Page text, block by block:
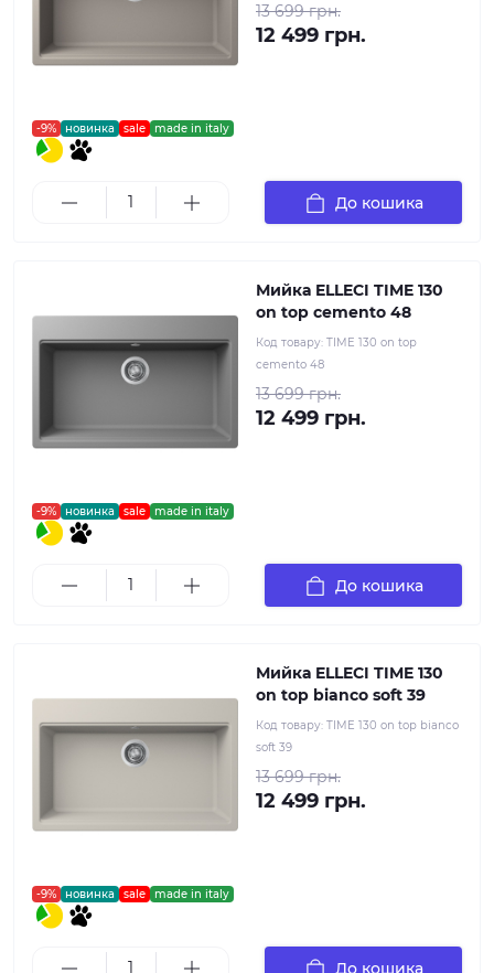
-9% новинка sale made in italy
13 699 грн.
12 499 грн.
До кошика
-9% новинка sale made in italy
Мийка ELLECI TIME 130
on top cemento 48
Код товару: TIME 130 on top
cemento 48
13 699 грн.
12 499 грн.
До кошика
-9% новинка sale made in italy
Мийка ELLECI TIME 130
on top bianco soft 39
Код товару: TIME 130 on top bianco
soft 39
13 699 грн.
12 499 грн.
До кошика